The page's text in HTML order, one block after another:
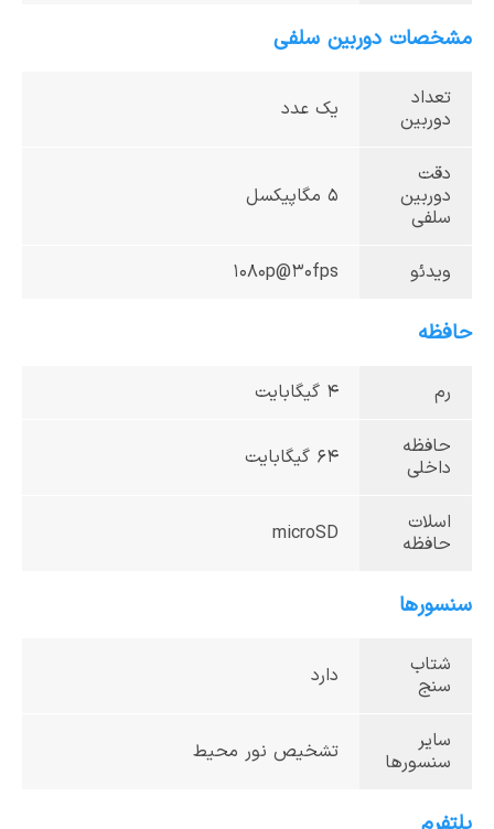
مشخصات دوربین سلفی
تعداد
دوربین
یک عدد
دقت
دوربین
سلفی
5 مگاپیکسل
ویدئو 1080p@30fps
حافظه
رم 4 گیگابایت
حافظه
داخلی
64 گیگابایت
اسلات
حافظه
microSD
سنسورها
شتاب
سنج
دارد
سایر
سنسورها
تشخیص نور محیط